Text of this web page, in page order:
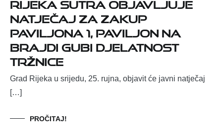
NATJEČAJ ZA ZAKUP
PAVILJONA 1, PAVILJON NA
BRAJDI GUBI DJELATNOST
TRŽNICE
Grad Rijeka u srijedu, 25. rujna, objavit će javni natječaj
[…]
PROČITAJ!